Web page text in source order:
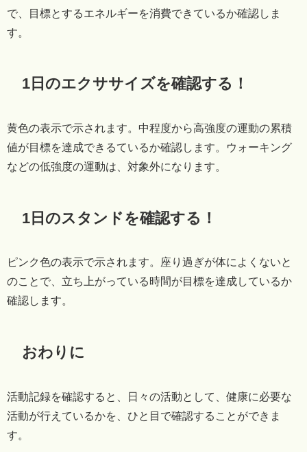
で、目標とするエネルギーを消費できているか確認しま
す。
1日のエクササイズを確認する！
黄色の表示で示されます。中程度から高強度の運動の累積
値が目標を達成できるているか確認します。ウォーキング
などの低強度の運動は、対象外になります。
1日のスタンドを確認する！
ピンク色の表示で示されます。座り過ぎが体によくないと
のことで、立ち上がっている時間が目標を達成しているか
確認します。
おわりに
活動記録を確認すると、日々の活動として、健康に必要な
活動が行えているかを、ひと目で確認することができま
す。